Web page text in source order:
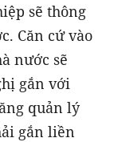
sẽ thông
Căn cứ vào
nước sẽ
gắn với
quản lý
gắn liền